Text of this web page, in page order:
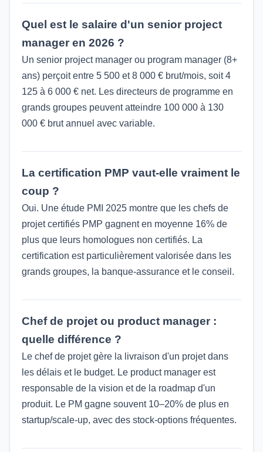
Quel est le salaire d'un senior project
manager en 2026 ?
Un senior project manager ou program manager (8+
ans) perçoit entre 5 500 et 8 000 € brut/mois, soit 4
125 à 6 000 € net. Les directeurs de programme en
grands groupes peuvent atteindre 100 000 à 130
000 € brut annuel avec variable.
La certification PMP vaut-elle vraiment le
coup ?
Oui. Une étude PMI 2025 montre que les chefs de
projet certifiés PMP gagnent en moyenne 16% de
plus que leurs homologues non certifiés. La
certification est particulièrement valorisée dans les
grands groupes, la banque-assurance et le conseil.
Chef de projet ou product manager :
quelle différence ?
Le chef de projet gère la livraison d'un projet dans
les délais et le budget. Le product manager est
responsable de la vision et de la roadmap d'un
produit. Le PM gagne souvent 10–20% de plus en
startup/scale-up, avec des stock-options fréquentes.